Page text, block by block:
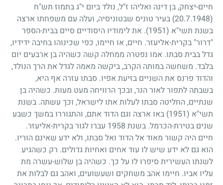
חיים-יצחק, בן דינה ואליהו ז"ל, נולד ביום י"ג בתמוז תש"ח
(20.7.1948)
בעיר טוניס שבטוניסיה, ועלה עם משפחתו ארצה
בשנת תשי"א (1951)
. את לימודיו היסודיים סיים בבית-הספר
"דרור" בקרית-אליעזר. חיים, או חיימו, כפי שכינוהו בחיבה ידידיו,
גדל בבית סבתו. אמו נפטרה ממחלה קשה כשהיה בן ארבעים יום
בלבד. משחשה במותה הקרב, ביקשה מאמה לגדל את הרך הנולד,
והדוד פרנס את השניים בזיעת אפיו. סבתו עזרה אף היא,
בשבתה לתפור לאור הנר, ובכך הרוויחה מעט מעות. כשהיה בן
שנתיים, החליטה סבתו לעלות אתו לישראל, וכך עשתה. בשנת
תשי"א (1951)
באו ארצה וגם הדוד אתם, והתגוררו במשך כשבע
שנים בטירת-הכרמל. בשנת 1958 עברו לגור בקרית-אליעזר.
חיים היה קשור מאוד אל הדוד ואל סבתו, ולא ידע שאינם הוריו.
הוא גם לא ידע שיש לו עוד אחים ואחיות גדולים. רק כשהגיע
לשנתו העשירית סיפרו לו על כך. כשהיה בן שלוש-עשרה מת
עליו אביו. חיימו אהב משחקים ושעשועים, ואהב גם לבלות את